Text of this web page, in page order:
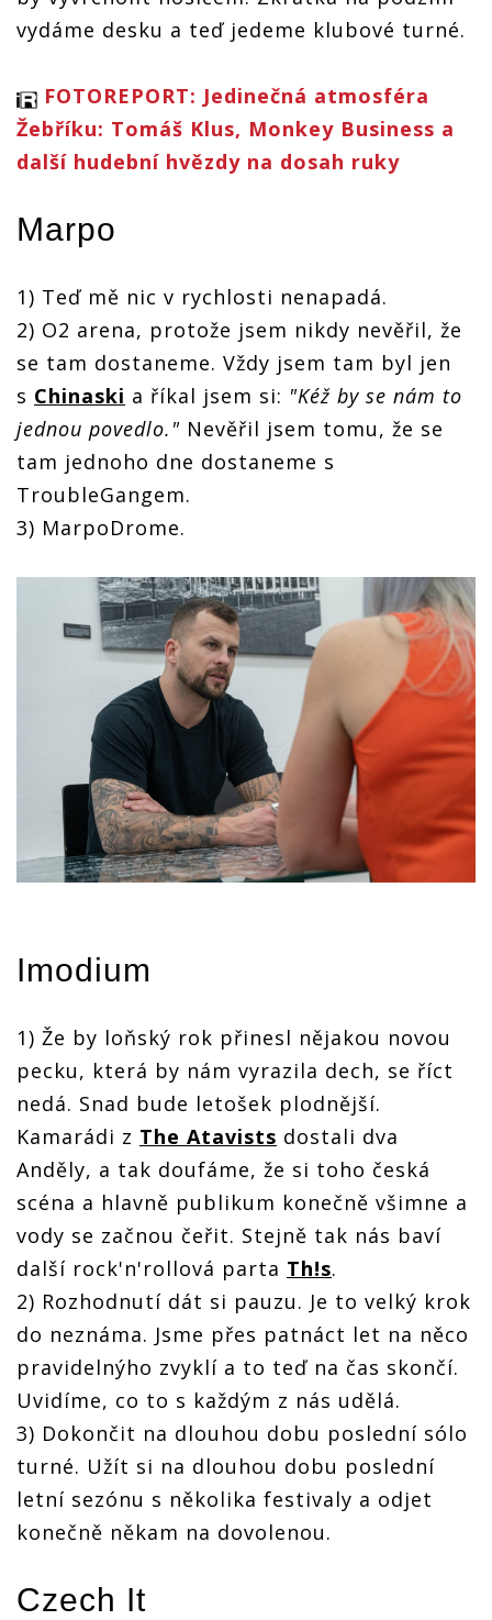
vydáme desku a teď jedeme klubové turné.
FOTOREPORT: Jedinečná atmosféra
Žebříku: Tomáš Klus, Monkey Business a
další hudební hvězdy na dosah ruky
Marpo
1) Teď mě nic v rychlosti nenapadá.
2) O2 arena, protože jsem nikdy nevěřil, že
se tam dostaneme. Vždy jsem tam byl jen
s Chinaski a říkal jsem si: "Kéž by se nám to
jednou povedlo." Nevěřil jsem tomu, že se
tam jednoho dne dostaneme s
TroubleGangem.
3) MarpoDrome.
Imodium
1) Že by loňský rok přinesl nějakou novou
pecku, která by nám vyrazila dech, se říct
nedá. Snad bude letošek plodnější.
Kamarádi z The Atavists dostali dva
Anděly, a tak doufáme, že si toho česká
scéna a hlavně publikum konečně všimne a
vody se začnou čeřit. Stejně tak nás baví
další rock'n'rollová parta Th!s.
2) Rozhodnutí dát si pauzu. Je to velký krok
do neznáma. Jsme přes patnáct let na něco
pravidelnýho zvyklí a to teď na čas skončí.
Uvidíme, co to s každým z nás udělá.
3) Dokončit na dlouhou dobu poslední sólo
turné. Užít si na dlouhou dobu poslední
letní sezónu s několika festivaly a odjet
konečně někam na dovolenou.
Czech It